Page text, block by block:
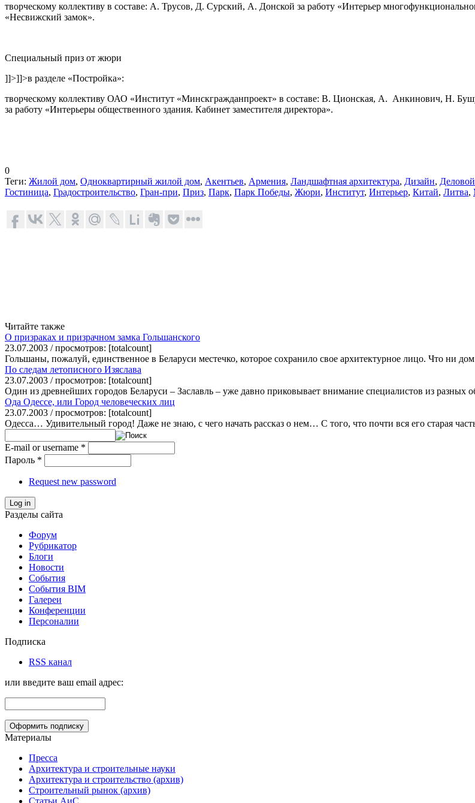
творческому коллективу в составе: А. Трусов, Д. Сурский, А. Донской за работу «Интерьер
«Несвижский замок».
Специальный приз от жюри
]]>]]>в разделе «Постройка»:
творческому коллективу ОАО «Институт «Минскгражданпроект» в составе: В. Ционская, А. Анкинович, Н.
за работу «Интерьеры общественного здания. Кабинет заместителя директора».
0
Теги: Жилой дом, Одноквартирный жилой дом, Акентьев, Армения, Ландшафтная архитектура, Дизайн,
Гостиница, Градостроительство, Гран-при, Приз, Парк, Парк Победы, Жюри, Институт, Интерьер, Китай, Литва,
Читайте также
О призраках и призрачном замка Гольшанского
23.07.2003 / просмотров: [totalcount]
Гольшаны, пожалуй, единственное в Беларуси местечко, которое сохранило свое архитектурное лицо. Что ни
По следам летописного Изяслава
23.07.2003 / просмотров: [totalcount]
Один из древнейших городов Беларуси – Заславль – уже давно приковывает внимание специалистов из разных
Ода Одессе, или Город человеческих лиц
23.07.2003 / просмотров: [totalcount]
Одесса… Удивительный город! Даже не знаю, с чего начать рассказ о нем… С того, что почти вся его старая
E-mail or username *
Пароль *
Request new password
Log in
Разделы сайта
Форум
Рубрикатор
Блоги
Новости
События
События BIM
Галереи
Конференции
Персоналии
Подписка
RSS канал
или введите ваш email адрес:
Материалы
Пресса
Архитектура и строительные науки
Архитектура и строительство (архив)
Строительный рынок (архив)
Статьи АиС